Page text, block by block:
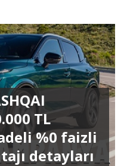
TL
%0 faizli
detayları